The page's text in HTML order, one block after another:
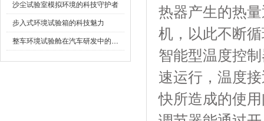
沙尘试验室模拟环境的科技守护者
步入式环境试验箱的科技魅力
整车环境试验舱在汽车研发中的作用
热器产生的热量
机，以此不断
智能型温度控制器
速运行，温度
快所造成的使用问